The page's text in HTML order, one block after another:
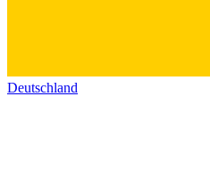
Deutschland